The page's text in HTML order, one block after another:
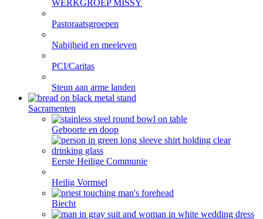
WERKGROEP MISSY
Pastoraatsgroepen
Nabijheid en meeleven
PCI/Caritas
Steun aan arme landen
Sacramenten
Geboorte en doop
Eerste Heilige Communie
Heilig Vormsel
Biecht